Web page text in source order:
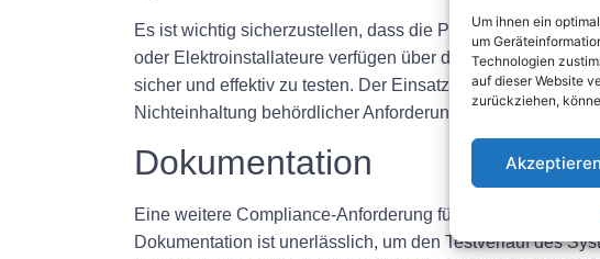
Um ihnen ein
um
Technologien
auf dieser Website
zurückziehen,
Akzeptieren
Es ist wichtig sicherzustellen, dass die Prüfung fest
oder Elektroinstallateure verfügen über die erforderliche
sicher und effektiv zu testen. Der Einsatz von
Nichteinhaltung behördlicher Anforderungen führen.
Dokumentation
Eine weitere Compliance-Anforderung für die Prüfung
Dokumentation ist unerlässlich, um den Testverlauf des